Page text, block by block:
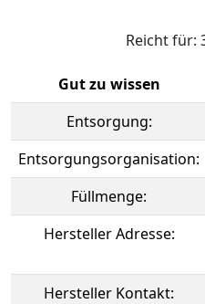
Reicht für:
Gut zu wissen
Entsorgung:
Entsorgungsorganisation:
Füllmenge:
Hersteller Adresse:
Hersteller Kontakt: